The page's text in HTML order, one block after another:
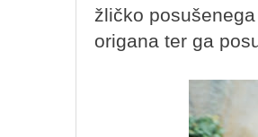
žličko
origana ter ga